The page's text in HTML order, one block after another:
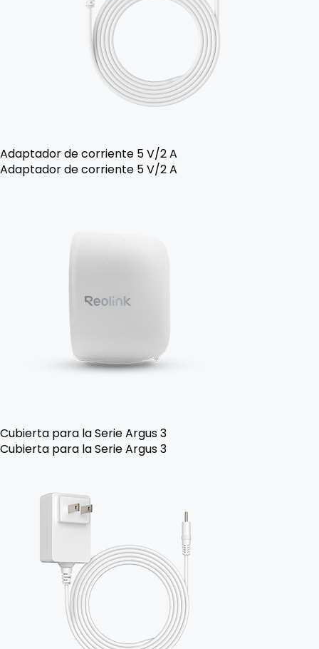
Adaptador de corriente 5 V/2 A
Adaptador de corriente 5 V/2 A
Cubierta para la Serie Argus 3
Cubierta para la Serie Argus 3